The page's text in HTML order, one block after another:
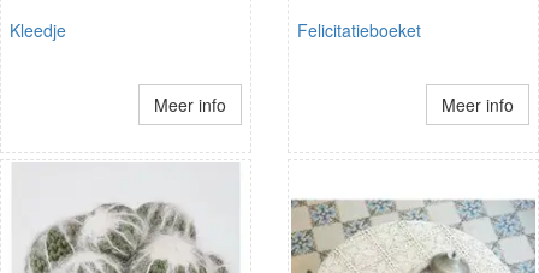
Kleedje
Meer info
Felicitatieboeket
Meer info